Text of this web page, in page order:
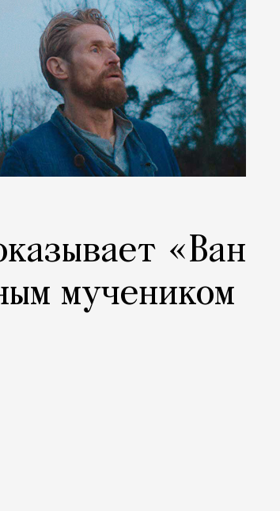
«Ван
мучеником